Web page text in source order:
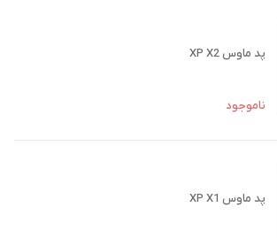
پد ماوس XP X2
ناموجود
پد ماوس XP X1